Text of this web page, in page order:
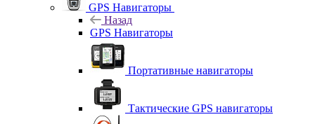
GPS Навигаторы
Назад
GPS Навигаторы
Портативные навигаторы
Тактические GPS навигаторы